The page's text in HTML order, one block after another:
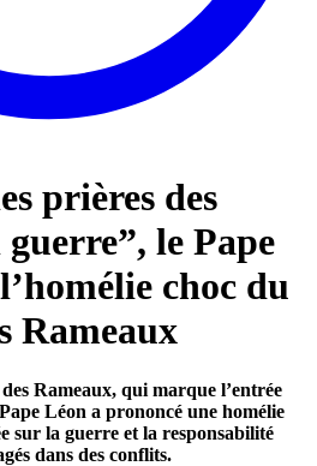
prières des
le Pape
choc du
Rameaux
Rameaux, qui marque l’entrée
Léon a prononcé une homélie
sur la guerre et la responsabilité
dans des conflits.